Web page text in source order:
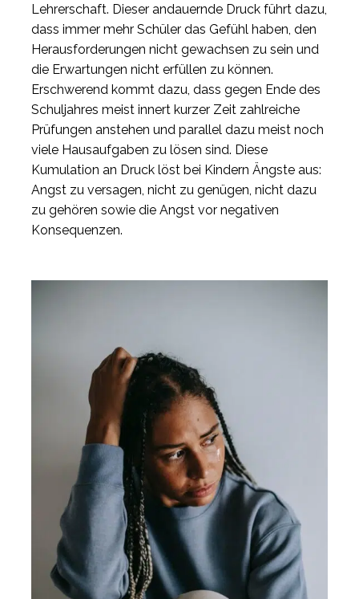
Lehrerschaft. Dieser andauernde Druck führt dazu,
dass immer mehr Schüler das Gefühl haben, den
Herausforderungen nicht gewachsen zu sein und
die Erwartungen nicht erfüllen zu können.
Erschwerend kommt dazu, dass gegen Ende des
Schuljahres meist innert kurzer Zeit zahlreiche
Prüfungen anstehen und parallel dazu meist noch
viele Hausaufgaben zu lösen sind. Diese
Kumulation an Druck löst bei Kindern Ängste aus:
Angst zu versagen, nicht zu genügen, nicht dazu
zu gehören sowie die Angst vor negativen
Konsequenzen.